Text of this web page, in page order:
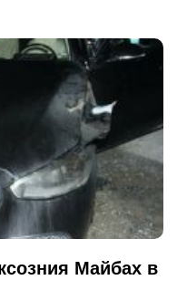
Майбах в